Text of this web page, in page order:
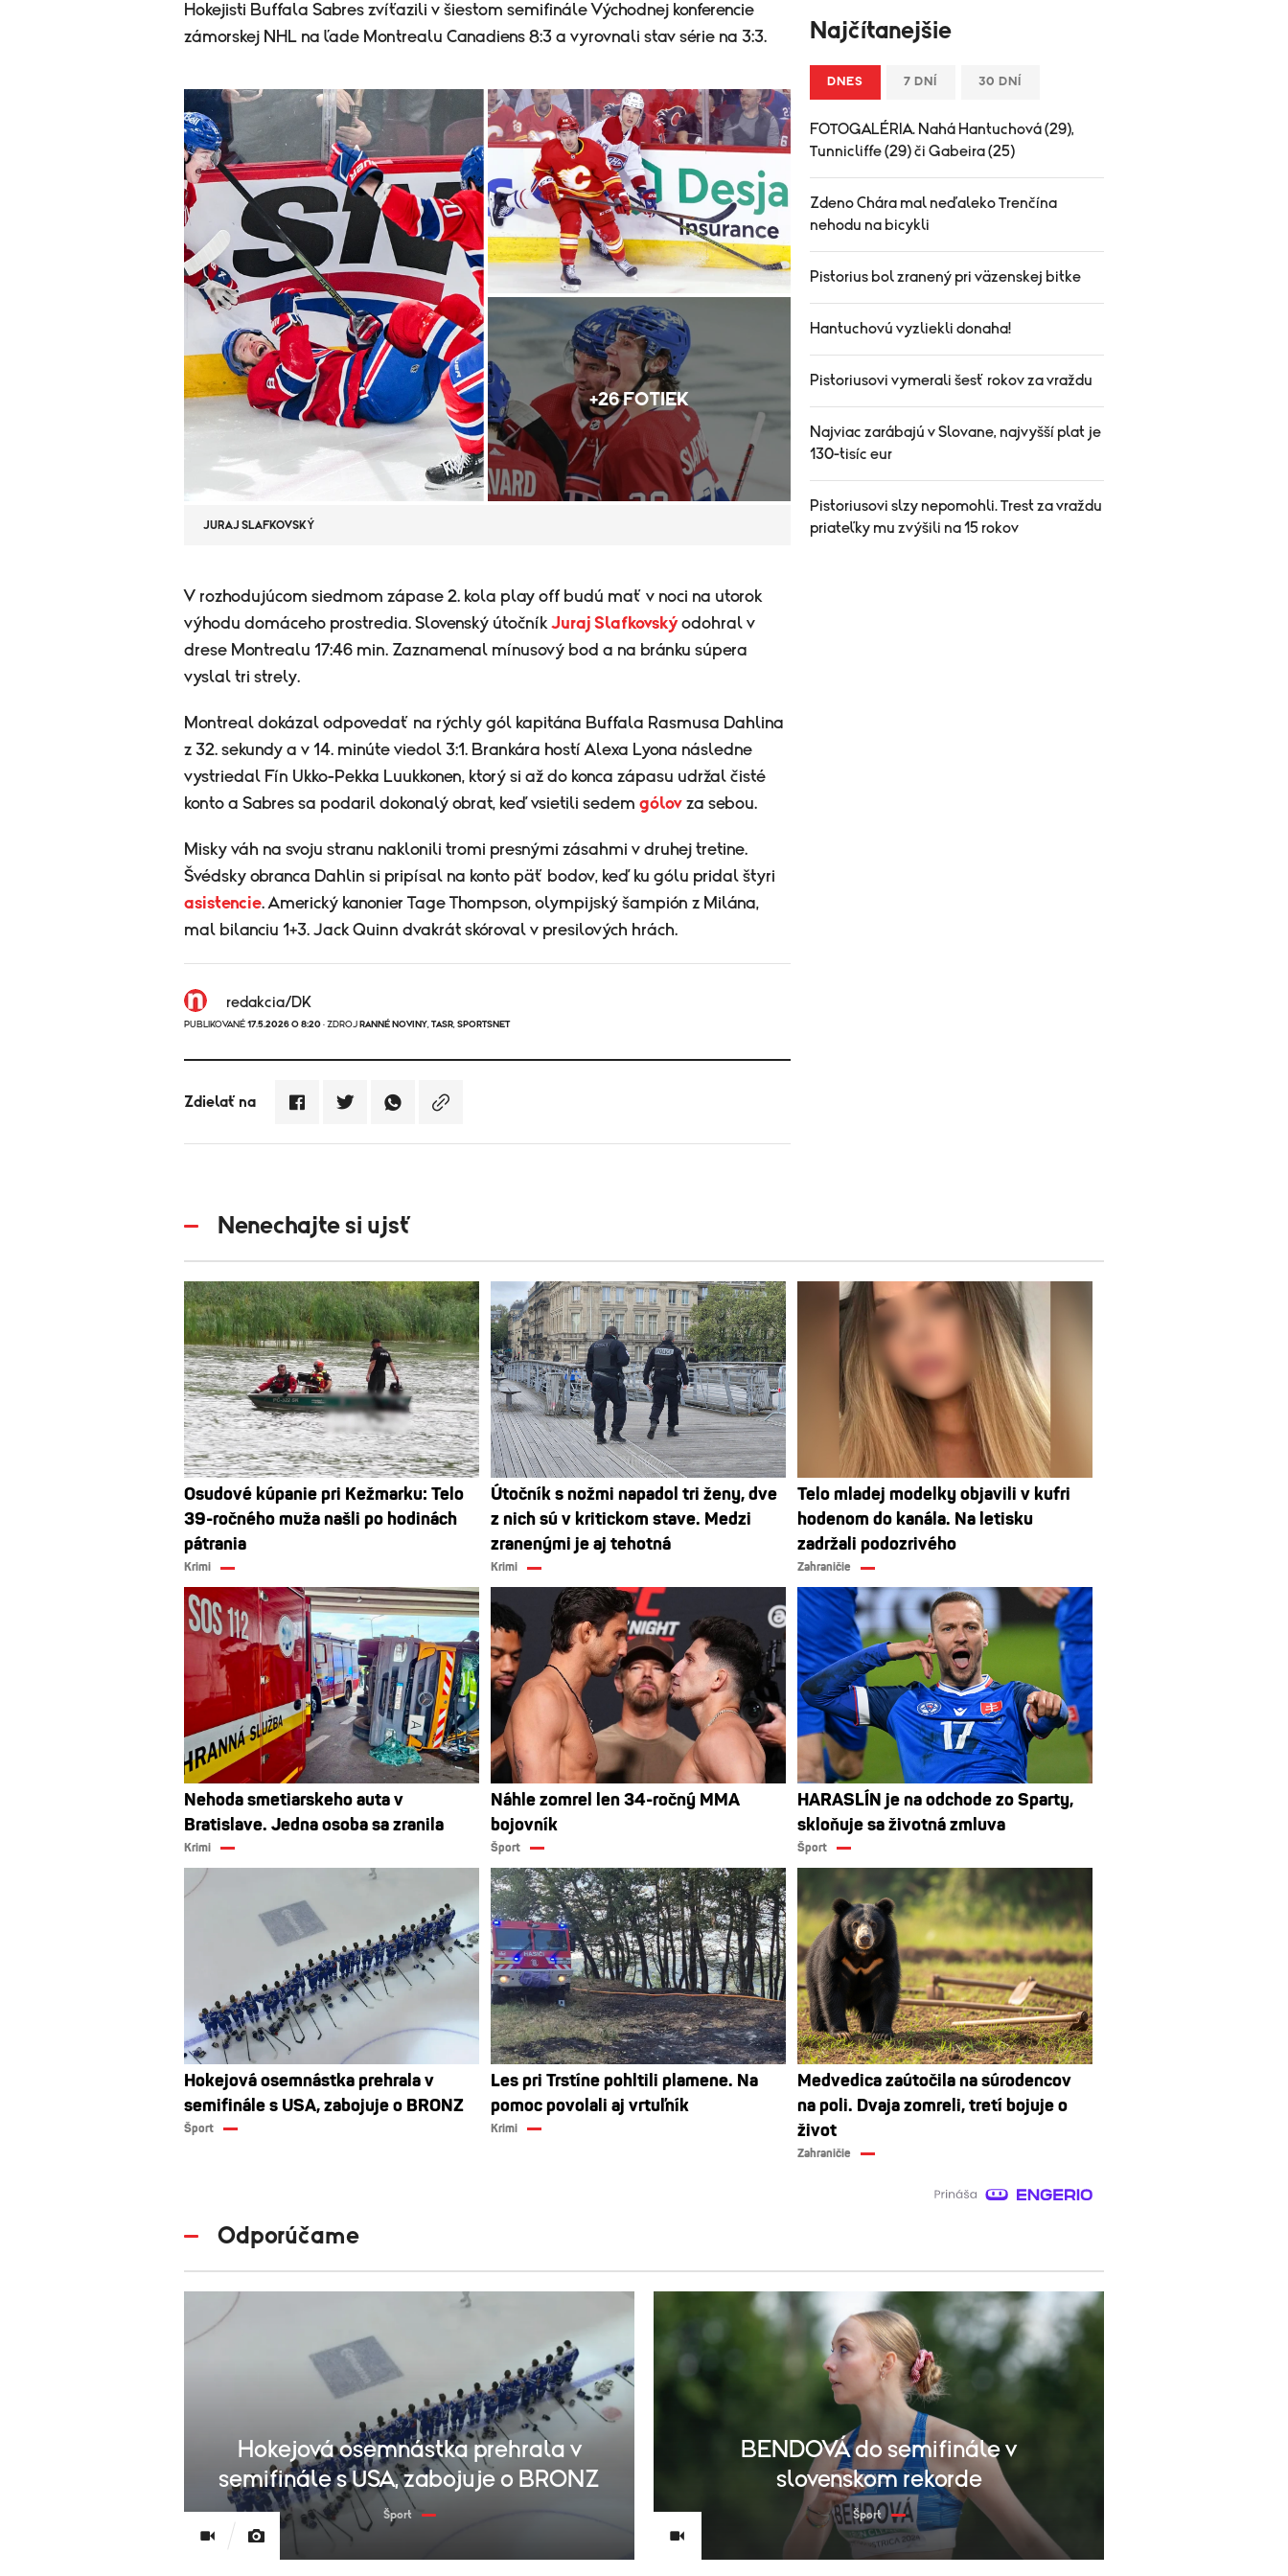
Hokejisti Buffala Sabres zvíťazili v šiestom semifinále Východnej konferencie
zámorskej NHL na ľade Montrealu Canadiens 8:3 a vyrovnali stav série na 3:3.
+26 FOTIEK
JURAJ SLAFKOVSKÝ
​V rozhodujúcom siedmom zápase 2. kola play off budú mať v noci na utorok
výhodu domáceho prostredia. Slovenský útočníkJuraj Slafkovskýodohral v
drese Montrealu 17:46 min. Zaznamenal mínusový bod a na bránku súpera
vyslal tri strely.
Montreal dokázal odpovedať na rýchly gól kapitána Buffala Rasmusa Dahlina
z 32. sekundy a v 14. minúte viedol 3:1. Brankára hostí Alexa Lyona následne
vystriedal Fín Ukko-Pekka Luukkonen, ktorý si až do konca zápasu udržal čisté
konto a Sabres sa podaril dokonalý obrat, keď vsietili sedem gólov za sebou.
Misky váh na svoju stranu naklonili tromi presnými zásahmi v druhej tretine.
Švédsky obranca Dahlin si pripísal na konto päť bodov, keď ku gólu pridal štyri
asistencie. Americký kanonier Tage Thompson, olympijský šampión z Milána,
mal bilanciu 1+3. Jack Quinn dvakrát skóroval v presilových hrách.
redakcia/DK
PUBLIKOVANÉ 17.5.2026 O 8:20 · ZDROJ RANNÉ NOVINY, TASR, SPORTSNET
Zdielať na
Najčítanejšie
DNES 7 DNÍ 30 DNÍ
FOTOGALÉRIA. Nahá Hantuchová (29),
Tunnicliffe (29) či Gabeira (25)
Zdeno Chára mal neďaleko Trenčína
nehodu na bicykli
Pistorius bol zranený pri väzenskej bitke
Hantuchovú vyzliekli donaha!
Pistoriusovi vymerali šesť rokov za vraždu
Najviac zarábajú v Slovane, najvyšší plat je
130-tisíc eur
Pistoriusovi slzy nepomohli. Trest za vraždu
priateľky mu zvýšili na 15 rokov
Nenechajte si ujsť
Osudové kúpanie pri Kežmarku: Telo
39-ročného muža našli po hodinách
pátrania
Krimi
Útočník s nožmi napadol tri ženy, dve
z nich sú v kritickom stave. Medzi
zranenými je aj tehotná
Krimi
Telo mladej modelky objavili v kufri
hodenom do kanála. Na letisku
zadržali podozrivého
Zahraničie
Nehoda smetiarskeho auta v
Bratislave. Jedna osoba sa zranila
Krimi
Náhle zomrel len 34-ročný MMA
bojovník
Šport
HARASLÍN je na odchode zo Sparty,
skloňuje sa životná zmluva
Šport
Hokejová osemnástka prehrala v
semifinále s USA, zabojuje o BRONZ
Šport
Les pri Trstíne pohltili plamene. Na
pomoc povolali aj vrtuľník
Krimi
Medvedica zaútočila na súrodencov
na poli. Dvaja zomreli, tretí bojuje o
život
Zahraničie
Odporúčame
Hokejová osemnástka prehrala v
semifinále s USA, zabojuje o BRONZ
Šport
BENDOVÁ do semifinále v
slovenskom rekorde
Šport